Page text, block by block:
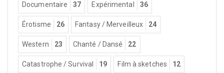
Documentaire 37 Expérimental 36
Érotisme 26 Fantasy / Merveilleux 24
Western 23 Chanté / Dansé 22
Catastrophe / Survival 19 Film à sketches 12